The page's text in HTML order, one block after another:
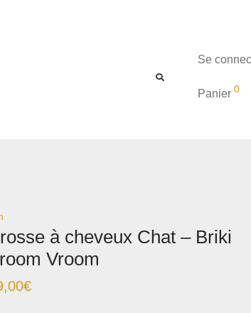
Se
Panier 0
à cheveux Chat – Briki
Vroom
€